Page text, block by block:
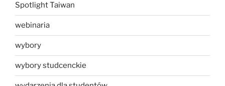
Spotlight Taiwan
webinaria
wybory
wybory studcenckie